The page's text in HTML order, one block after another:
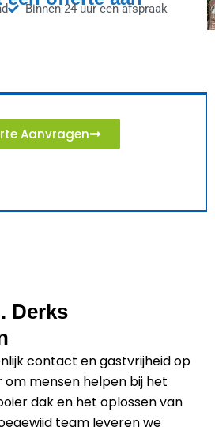
Binnen 24 uur een afspraak
Aanvragen
Derks
contact en gastvrijheid op
om mensen helpen bij het
dak en het oplossen van
team leveren we